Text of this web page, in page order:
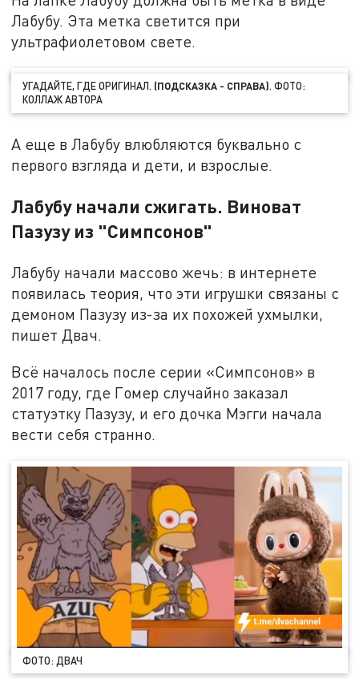
Лабубу. Эта метка светится при
ультрафиолетовом свете.
УГАДАЙТЕ, ГДЕ ОРИГИНАЛ. (ПОДСКАЗКА - СПРАВА). ФОТО:
КОЛЛАЖ АВТОРА
А еще в Лабубу влюбляются буквально с
первого взгляда и дети, и взрослые.
Лабубу начали сжигать. Виноват
Пазузу из "Симпсонов"
Лабубу начали массово жечь: в интернете
появилась теория, что эти игрушки связаны с
демоном Пазузу из-за их похожей ухмылки,
пишет Двач.
Всё началось после серии «Симпсонов» в
2017 году, где Гомер случайно заказал
статуэтку Пазузу, и его дочка Мэгги начала
вести себя странно.
ФОТО: ДВАЧ